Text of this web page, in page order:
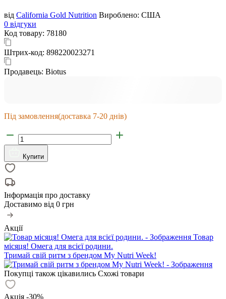
від California Gold Nutrition Вироблено: США
0 відгуки
Код товару: 78180
Штрих-код: 898220023271
Продавець: Biotus
Під замовлення(доставка 7-20 днів)
Купити
Інформація про доставку
Доставимо від 0 грн
Акції
Товар
місяця! Омега для всієї родини.
Тримай свій ритм з брендом My Nutri Week!
Покупці також цікавились Схожі товари
Акція -30%